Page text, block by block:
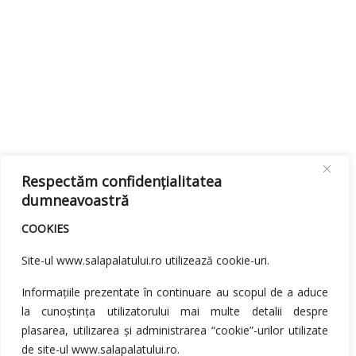
Respectăm confidențialitatea
dumneavoastră
COOKIES
Site-ul www.salapalatului.ro utilizează cookie-uri.
Informațiile prezentate în continuare au scopul de a aduce
la cunoștința utilizatorului mai multe detalii despre
plasarea, utilizarea și administrarea “cookie”-urilor utilizate
de site-ul www.salapalatului.ro.